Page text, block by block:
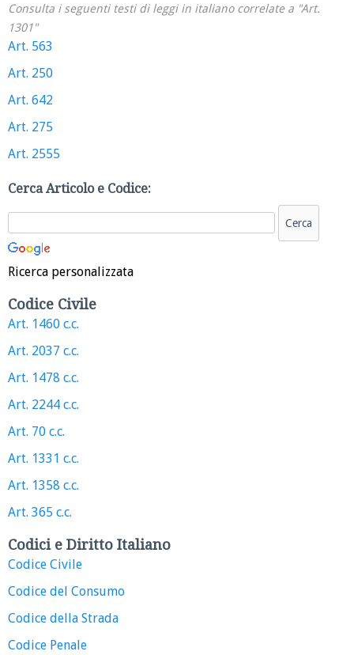
Consulta i seguenti testi di leggi in italiano correlate a "Art.
1301"
Art. 563
Art. 250
Art. 642
Art. 275
Art. 2555
Cerca Articolo e Codice:
Ricerca personalizzata
Codice Civile
Art. 1460 c.c.
Art. 2037 c.c.
Art. 1478 c.c.
Art. 2244 c.c.
Art. 70 c.c.
Art. 1331 c.c.
Art. 1358 c.c.
Art. 365 c.c.
Codici e Diritto Italiano
Codice Civile
Codice del Consumo
Codice della Strada
Codice Penale